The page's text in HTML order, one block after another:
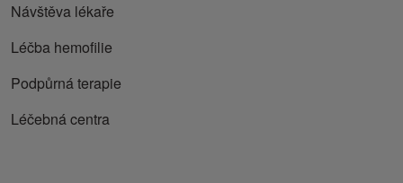
Návštěva lékaře
Léčba hemofilie
Podpůrná terapie
Léčebná centra